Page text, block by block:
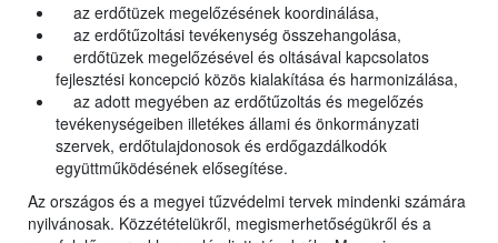
az erdőtüzek megelőzésének koordinálása,
az erdőtűzoltási tevékenység összehangolása,
erdőtüzek megelőzésével és oltásával kapcsolatos
fejlesztési koncepció közös kialakítása és harmonizálása,
az adott megyében az erdőtűzoltás és megelőzés
tevékenységeiben illetékes állami és önkormányzati
szervek, erdőtulajdonosok és erdőgazdálkodók
együttműködésének elősegítése.
Az országos és a megyei tűzvédelmi tervek mindenki számára
nyilvánosak. Közzétételükről, megismerhetőségükről és a